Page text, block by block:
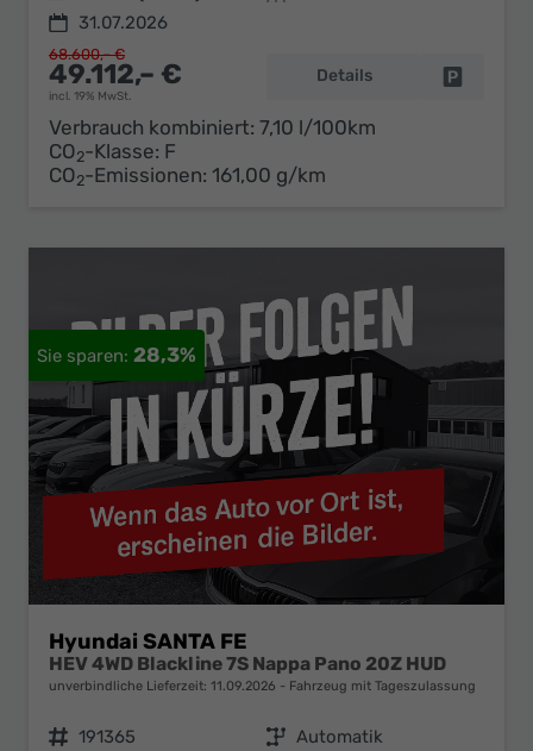
31.07.2026
49.112,– €
incl. 19% MwSt.
68.600,– €
Details
Verbrauch kombiniert: 7,10 l/100km
CO2-Klasse: F
CO2-Emissionen: 161,00 g/km
28,3%
Hyundai SANTA FE
HEV 4WD Blackline 7S Nappa Pano 20Z HUD
unverbindliche Lieferzeit: 11.09.2026 Fahrzeug mit Tageszulassung
Fahrzeugnr. 191365 Getriebe Automatik